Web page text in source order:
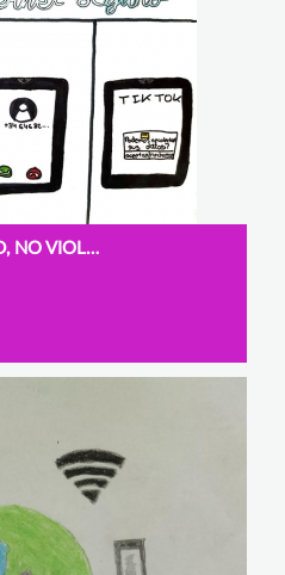
QUEREMOS SEGURIDAD, NO VIOLACIÓN DE LA PRIVACIDAD